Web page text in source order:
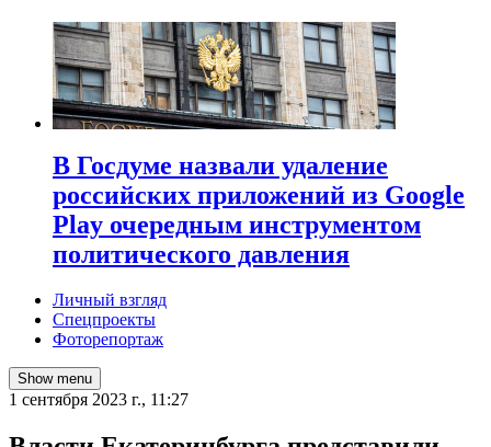
В Госдуме назвали удаление
российских приложений из Google
Play очередным инструментом
политического давления
Личный взгляд
Спецпроекты
Фоторепортаж
Show menu
1 сентября 2023 г., 11:27